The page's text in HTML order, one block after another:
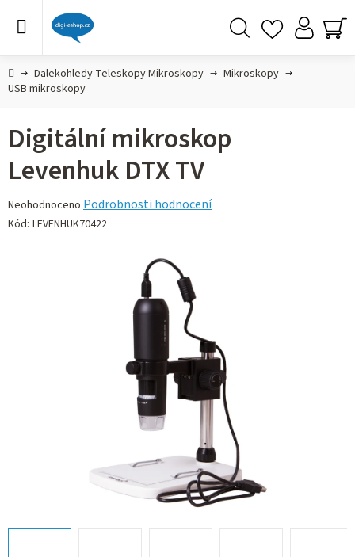
DomůDalekohledy Teleskopy Mikroskopy
Mikroskopy
USB mikroskopy
Digitální mikroskop
Levenhuk DTX TV
Průměrné
hodnocení
Neohodnoceno Podrobnosti hodnocení
Kód: LEVENHUK70422